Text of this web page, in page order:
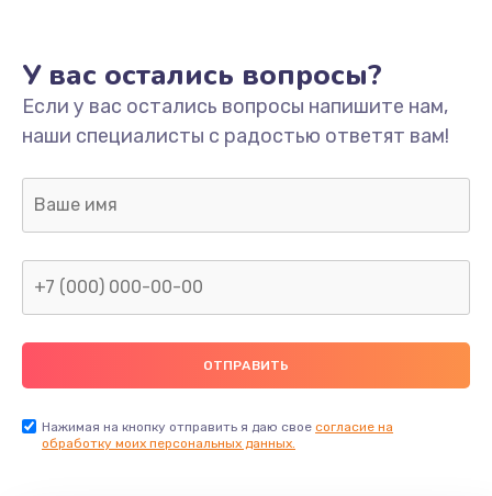
У вас остались вопросы?
Если у вас остались вопросы напишите нам,
наши специалисты с радостью ответят вам!
Нажимая на кнопку отправить я даю свое согласие на
обработку моих персональных данных.